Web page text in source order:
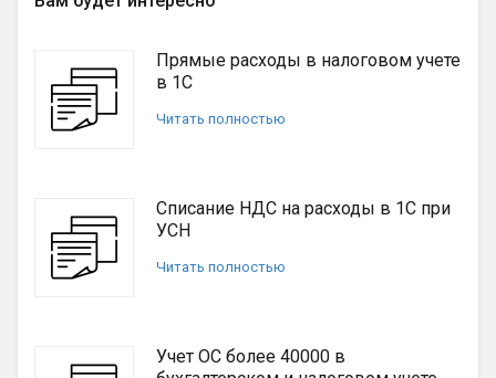
Прямые расходы в налоговом учете
в 1С
Читать полностью
Списание НДС на расходы в 1С при
УСН
Читать полностью
Учет ОС более 40000 в